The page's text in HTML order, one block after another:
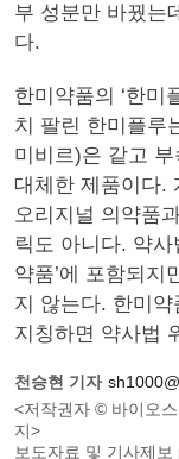
부 성분만 바꿨는
다.
한미약품의 ‘한미
치 팔린 한미플루
미비르)은 같고
대체한 제품이다.
오리지널 의약품
릭도 아니다. 약사
약품’에 포함되지
지 않는다. 한미
지칭하면 약사법
천승현 기자
<저작권자 © 바이오
지>
보도자료 및 기사제보